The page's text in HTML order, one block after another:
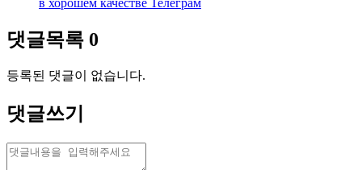
댓글목록 0
등록된 댓글이 없습니다.
댓글쓰기